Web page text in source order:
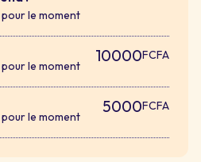
le moment
le moment
10000FCFA
le moment
5000FCFA